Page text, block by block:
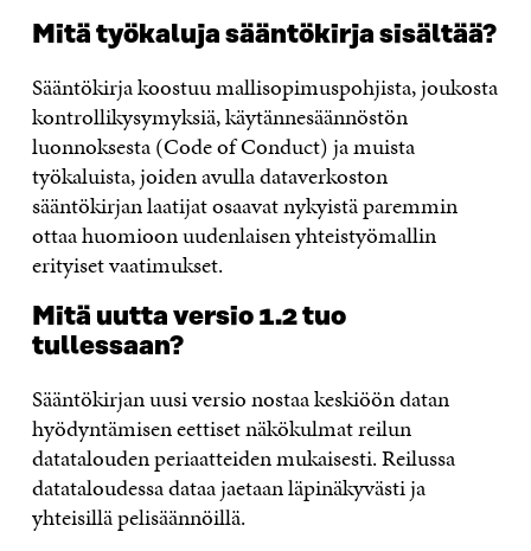
Mitä työkaluja sääntökirja sisältää?
Sääntökirja koostuu mallisopimuspohjista, joukosta
kontrollikysymyksiä, käytännesäännöstön
luonnoksesta (Code of Conduct) ja muista
työkaluista, joiden avulla dataverkoston
sääntökirjan laatijat osaavat nykyistä paremmin
ottaa huomioon uudenlaisen yhteistyömallin
erityiset vaatimukset.
Mitä uutta versio 1.2 tuo
tullessaan?
Sääntökirjan uusi versio nostaa keskiöön datan
hyödyntämisen eettiset näkökulmat reilun
datatalouden periaatteiden mukaisesti. Reilussa
datataloudessa dataa jaetaan läpinäkyvästi ja
yhteisillä pelisäännöillä.